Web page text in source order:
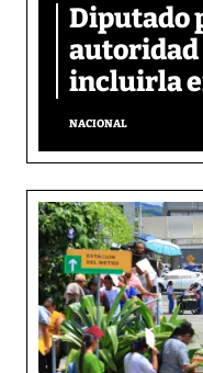
Diputado
autoridad
incluirla
NACIONAL